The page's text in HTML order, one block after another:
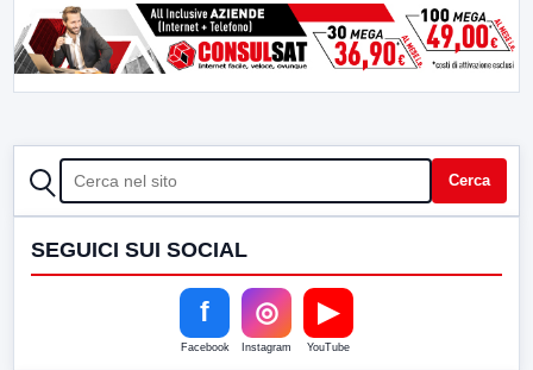
CERCA Cerca
SEGUICI SUI SOCIAL
f
Facebook
◎
Instagram
▶
YouTube